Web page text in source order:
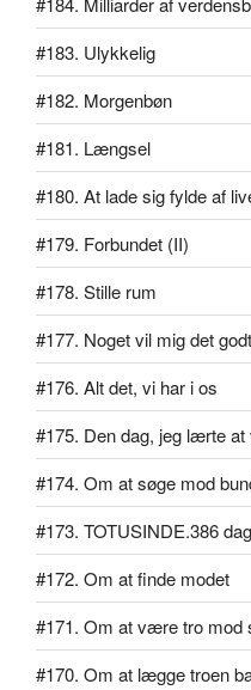
#183. Ulykkelig
#182. Morgenbøn
#181. Længsel
#180. At lade sig fylde af
#179. Forbundet (II)
#178. Stille rum
#177. Noget vil mig det godt
#176. Alt det, vi har i os
#175. Den dag, jeg lærte
#174. Om at søge mod
#173. TOTUSINDE.386
#172. Om at finde modet
#171. Om at være tro mod
#170. Om at lægge troen